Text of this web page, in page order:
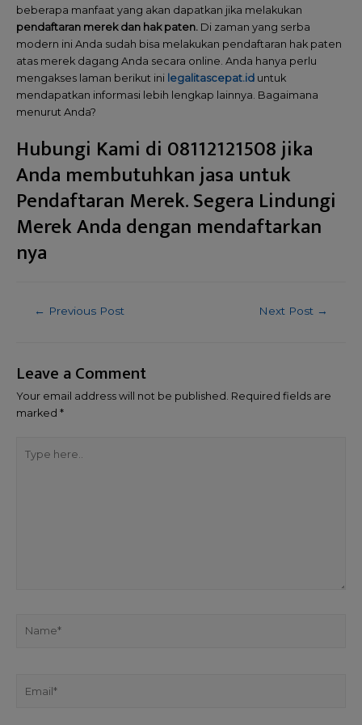
beberapa manfaat yang akan dapatkan jika melakukan
pendaftaran merek dan hak paten. Di zaman yang serba
modern ini Anda sudah bisa melakukan pendaftaran hak paten
atas merek dagang Anda secara online. Anda hanya perlu
mengakses laman berikut ini legalitascepat.id untuk
mendapatkan informasi lebih lengkap lainnya. Bagaimana
menurut Anda?
Hubungi Kami di 08112121508 jika
Anda membutuhkan jasa untuk
Pendaftaran Merek. Segera Lindungi
Merek Anda dengan mendaftarkan
nya
← Previous Post Next Post →
Leave a Comment
Your email address will not be published. Required fields are
marked *